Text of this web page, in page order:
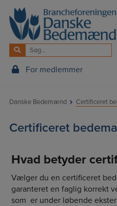
Hop
indholdet
For medlemmer
Danske Bedemænd Certificeret
Certificeret
Hvad betyder
Vælger du en certificeret
garanteret en faglig korrekt
som er under løbende